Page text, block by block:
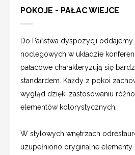
POKOJE - PAŁAC WIEJCE
Do Państwa dyspozycji oddajemy
noclegowych w układzie
pałacowe charakteryzują się
standardem. Każdy z pokoi
wygląd dzięki zastosowaniu
elementów kolorystycznych.
W stylowych wnętrzach
uzupełniono oryginalne